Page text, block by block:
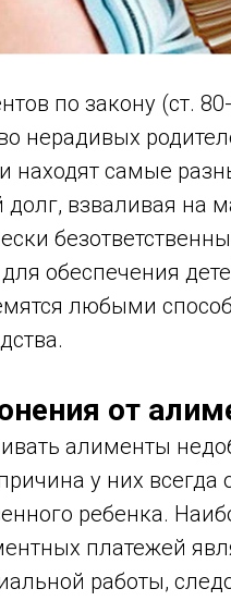
по закону (ст.
нерадивых
находят самые
долг, взваливая на
обеспечения
любыми
от
алименты
у них всегда
ребенка.
платежей
работы,